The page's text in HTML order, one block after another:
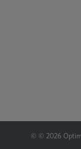
© © 2026